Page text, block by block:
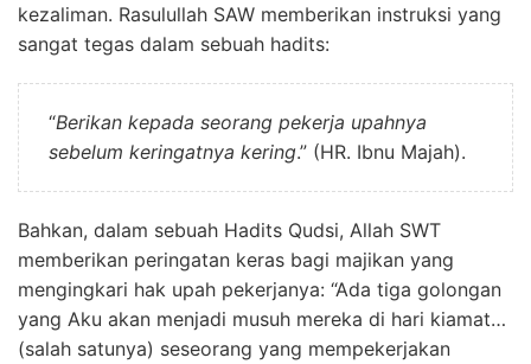
kezaliman. Rasulullah SAW memberikan instruksi yang
sangat tegas dalam sebuah hadits:
“Berikan kepada seorang pekerja upahnya
sebelum keringatnya kering.” (HR. Ibnu Majah).
Bahkan, dalam sebuah Hadits Qudsi, Allah SWT
memberikan peringatan keras bagi majikan yang
mengingkari hak upah pekerjanya: “Ada tiga golongan
yang Aku akan menjadi musuh mereka di hari kiamat…
(salah satunya) seseorang yang mempekerjakan